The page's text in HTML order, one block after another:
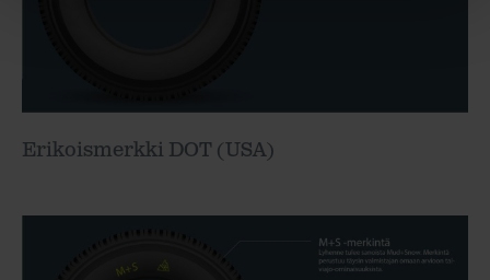
Erikoismerkki DOT (USA)